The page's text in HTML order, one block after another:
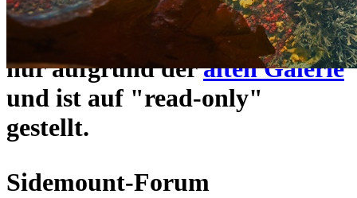
Das alte Forum hier existiert
nur aufgrund deralten Galerie
und ist auf "read-only"
gestellt.
Sidemount-Forum